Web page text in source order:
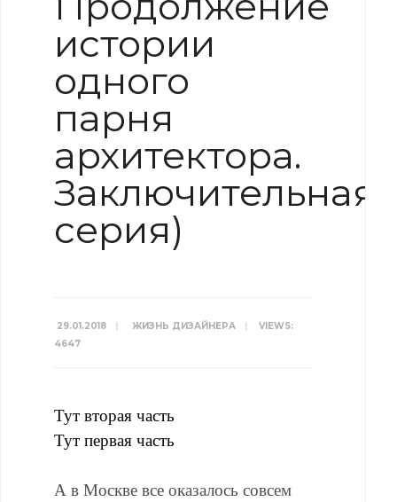
истории
одного
парня
архитектора.
Заключительная
серия)
29.01.2018 | ЖИЗНЬ ДИЗАЙНЕРА |
VIEWS:
4647
Тут вторая часть
Тут первая часть
А в Москве все оказалось совсем